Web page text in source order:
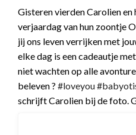
Gisteren vierden Carolien en
verjaardag van hun zoontje
jij ons leven verrijken met
elke dag is een cadeautje
niet wachten op alle
beleven ? #loveyou
schrijft Carolien bij de foto.